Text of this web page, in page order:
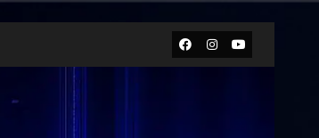
Facebook
Instagram
Youtube